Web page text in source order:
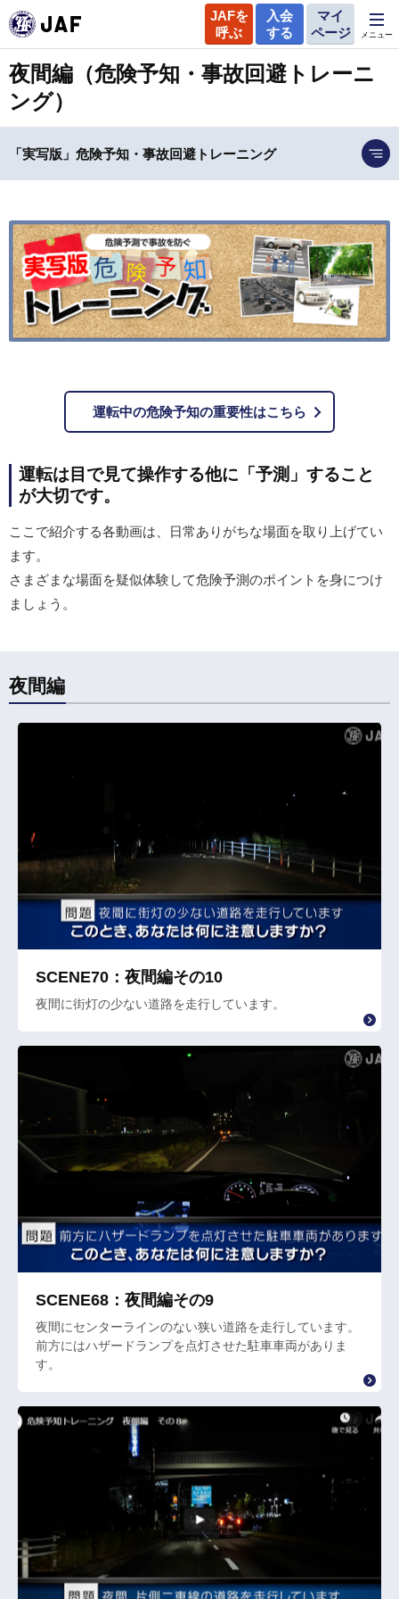
JAFを
呼ぶ
入会
する
マイ
ページ
メニュー
夜間編（危険予知・事故回避トレーニ
ング）
「実写版」危険予知・事故回避トレーニング
運転中の危険予知の重要性はこちら
運転は目で見て操作する他に「予測」すること
が大切です。
ここで紹介する各動画は、日常ありがちな場面を取り上げてい
ます。
さまざまな場面を疑似体験して危険予測のポイントを身につけ
ましょう。
夜間編
SCENE70：夜間編その10
夜間に街灯の少ない道路を走行しています。
SCENE68：夜間編その9
夜間にセンターラインのない狭い道路を走行しています。
前方にはハザードランプを点灯させた駐車車両がありま
す。